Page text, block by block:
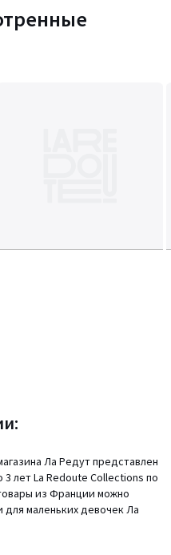
Ла Редут представлен
лет La Redoute Collections по
из Франции можно
для маленьких девочек Ла